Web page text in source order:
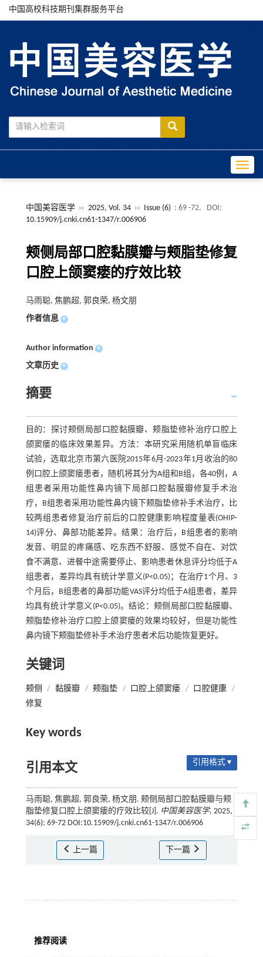
中国高校科技期刊集群服务平台
中国美容医学 ›› 2025, Vol. 34 ›› Issue (6) : 69 -72.
DOI:
10.15909/j.cnki.cn61-1347/r.006906
颊侧局部口腔黏膜瓣与颊脂垫修复
口腔上颌窦瘘的疗效比较
马雨聪, 焦鹏超, 郭良荣, 杨文朋
作者信息 +
Author information +
文章历史 +
摘要
目的：探讨颊侧局部口腔黏膜瓣、颊脂垫修补治疗口腔上
颌窦瘘的临床效果差异。方法：本研究采用随机单盲临床
试验，选取北京市第六医院2015年6月-2023年1月收治的80
例口腔上颌窦瘘患者，随机将其分为A组和B组，各40例，A
组患者采用功能性鼻内镜下局部口腔黏膜瓣修复手术治
疗，B组患者采用功能性鼻内镜下颊脂垫修补手术治疗，比
较两组患者修复治疗前后的口腔健康影响程度量表(OHIP-
14)评分、鼻部功能差异。结果：治疗后，B组患者的影响
发音、明显的疼痛感、吃东西不舒服、感觉不自在、对饮
食不满意、进餐中途需要停止、影响患者休息评分均低于A
组患者，差异均具有统计学意义(P<0.05)；在治疗1个月、3
个月后，B组患者的鼻部功能VAS评分均低于A组患者，差异
均具有统计学意义(P<0.05)。结论：颊侧局部口腔黏膜瓣、
颊脂垫修补治疗口腔上颌窦瘘的效果均较好，但是功能性
鼻内镜下颊脂垫修补手术治疗患者术后功能恢复更好。
关键词
颊侧 / 黏膜瓣 / 颊脂垫 / 口腔上颌窦瘘 / 口腔健康 /
修复
Key words
引用本文 引用格式 ▾
马雨聪, 焦鹏超, 郭良荣, 杨文朋. 颊侧局部口腔黏膜瓣与颊
脂垫修复口腔上颌窦瘘的疗效比较[J]. 中国美容医学, 2025,
34(6): 69-72 DOI:10.15909/j.cnki.cn61-1347/r.006906
上一篇 下一篇